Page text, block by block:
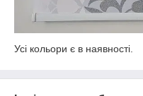
Усі кольори є в наявності.